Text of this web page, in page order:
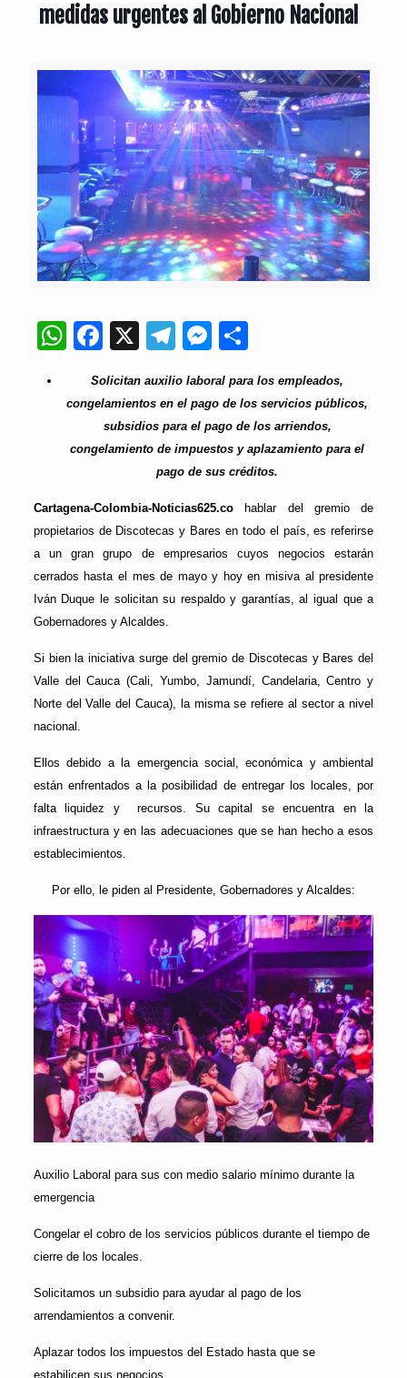
medidas urgentes al Gobierno Nacional
WhatsApp
Facebook
X Telegram
Messenger
Solicitan auxilio laboral para los empleados,
congelamientos en el pago de los servicios públicos,
subsidios para el pago de los arriendos,
congelamiento de impuestos y aplazamiento para el
pago de sus créditos.
Cartagena-Colombia-Noticias625.cohablar del gremio de
propietarios de Discotecas y Bares en todo el país, es referirse
a un gran grupo de empresarios cuyos negocios estarán
cerrados hasta el mes de mayo y hoy en misiva al presidente
Iván Duque le solicitan su respaldo y garantías, al igual que a
Gobernadores y Alcaldes.
Si bien la iniciativa surge del gremio de Discotecas y Bares del
Valle del Cauca (Cali, Yumbo, Jamundí, Candelaria, Centro y
Norte del Valle del Cauca), la misma se refiere al sector a nivel
nacional.
Ellos debido a la emergencia social, económica y ambiental
están enfrentados a la posibilidad de entregar los locales, por
falta liquidez y recursos. Su capital se encuentra en la
infraestructura y en las adecuaciones que se han hecho a esos
establecimientos.
Por ello, le piden al Presidente, Gobernadores y Alcaldes:
Auxilio Laboral para sus con medio salario mínimo durante la
emergencia
Congelar el cobro de los servicios públicos durante el tiempo de
cierre de los locales.
Solicitamos un subsidio para ayudar al pago de los
arrendamientos a convenir.
Aplazar todos los impuestos del Estado hasta que se
estabilicen sus negocios.